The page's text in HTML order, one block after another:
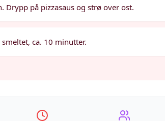
Drypp på pizzasaus og strø over ost.
ca. 10 minutter.